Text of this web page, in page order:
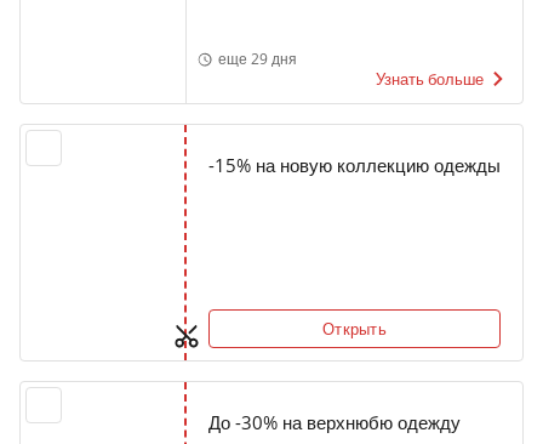
еще 29 дня
Узнать больше
-15% на новую коллекцию одежды
Открыть
До -30% на верхнюбю одежду